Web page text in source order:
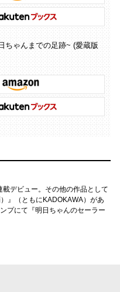
ちゃんまでの足跡~ (愛蔵版
デビュー。その他の作品として
』（ともにKADOKAWA）があ
プにて『明日ちゃんのセーラー